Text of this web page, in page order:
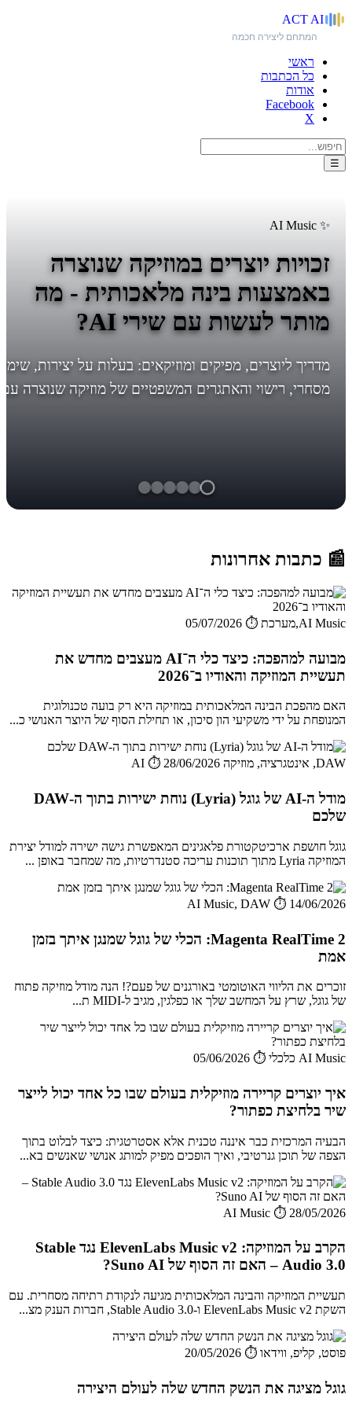
ACT AI
המתחם ליצירה חכמה
ראשי
כל הכתבות
אודות
Facebook
X
☰
✨ AI Music
זכויות יוצרים במוזיקה שנוצרה
באמצעות בינה מלאכותית - מה
מותר לעשות עם שירי AI?
מדריך ליוצרים, מפיקים ומוזיקאים: בעלות על יצירות,
מסחרי, רישוי והאתגרים המשפטיים של מוזיקה שנוצרה עם
📰 כתבות אחרונות
AI Music,מערכת ⏱️ 05/07/2026
מבועה למהפכה: כיצד כלי ה־AI מעצבים מחדש את
תעשיית המוזיקה והאודיו ב־2026
האם מהפכת הבינה המלאכותית במוזיקה היא רק בועה טכנולוגית
המנופחת על ידי משקיעי הון סיכון, או תחילת הסוף של היוצר האנושי כ...
DAW, אינטגרציה, מוזיקה AI ⏱️ 28/06/2026
מודל ה-AI של גוגל (Lyria) נוחת ישירות בתוך ה-DAW
שלכם
גוגל חושפת ארכיטקטורת פלאגינים המאפשרת גישה ישירה למודל יצירת
המוזיקה Lyria מתוך תוכנות עריכה סטנדרטיות, מה שמחבר באופן ...
AI Music, DAW ⏱️ 14/06/2026
Magenta RealTime 2: הכלי של גוגל שמנגן איתך בזמן
אמת
זוכרים את הליווי האוטומטי באורגנים של פעם?! הנה מודל מוזיקה פתוח
של גוגל, שרץ על המחשב שלך או כפלגין, מגיב ל-MIDI ת...
AI Music כלכלי ⏱️ 05/06/2026
איך יוצרים קריירה מוזיקלית בעולם שבו כל אחד יכול לייצר
שיר בלחיצת כפתור?
הבעיה המרכזית כבר איננה טכנית אלא אסטרטגית: כיצד לבלוט בתוך
הצפה של תוכן גנרטיבי, ואיך הופכים מפיק למותג אנושי שאנשים בא...
AI Music ⏱️ 28/05/2026
הקרב על המוזיקה: ElevenLabs Music v2 נגד Stable
Audio 3.0 – האם זה הסוף של Suno AI?
תעשיית המוזיקה והבינה המלאכותית מגיעה לנקודת רתיחה מסחרית. עם
השקת ElevenLabs Music v2 ו-Stable Audio 3.0, חברות הענק מצ...
פוסט, קליפ, ווידאו ⏱️ 20/05/2026
גוגל מציגה את הנשק החדש שלה לעולם היצירה